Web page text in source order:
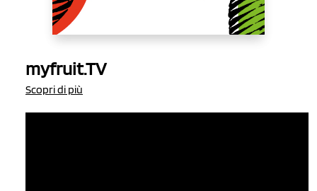
myfruit.TV
Scopri di più